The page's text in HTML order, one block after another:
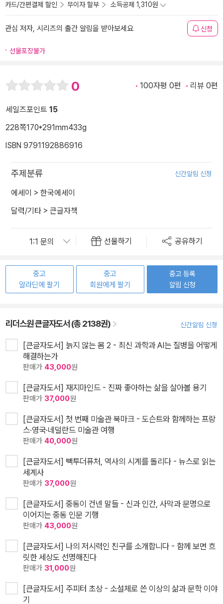
카드/간편결제 할인 무이자 할부 소득공제 1,310원
관심 저자, 시리즈의 출간 알림을 받아보세요 신청
선물포장불가
0 100자평 0편 리뷰 0편
세일즈포인트 15
228쪽170*291mm433g
ISBN 9791192886916
주제분류 신간알림 신청
에세이 > 한국에세이
달력/기타 > 큰글자책
선물하기 공유하기
중고
알라딘에 팔기
중고
회원에게 팔기
중고 등록
알림 신청
리더스원 큰글자도서 (총 2138권) 신간알림 신청
[큰글자도서] 늙지 않는 몸 2 - 최신 과학과 AI는 질병을 어떻게
해결하는가
판매가 43,000원
[큰글자도서] 재지마인드 - 진짜 좋아하는 삶을 살아볼 용기
판매가 37,000원
[큰글자도서] 첫 번째 미술관 북마크 - 도슨트와 함께하는 프랑
스·영국·네덜란드 미술관 여행
판매가 40,000원
[큰글자도서] 빽투더퓨처, 역사의 시계를 돌리다 - 뉴스로 읽는
세계사
판매가 37,000원
[큰글자도서] 중동이 건넨 말들 - 신과 인간, 사막과 문명으로
이어지는 중동 인문 기행
판매가 43,000원
[큰글자도서] 나의 저시력인 친구를 소개합니다 - 함께 보면 흐
릿한 세상도 선명해진다
판매가 31,000원
[큰글자도서] 주피터 초상 - 소설체로 쓴 이상의 삶과 문학 이야
기